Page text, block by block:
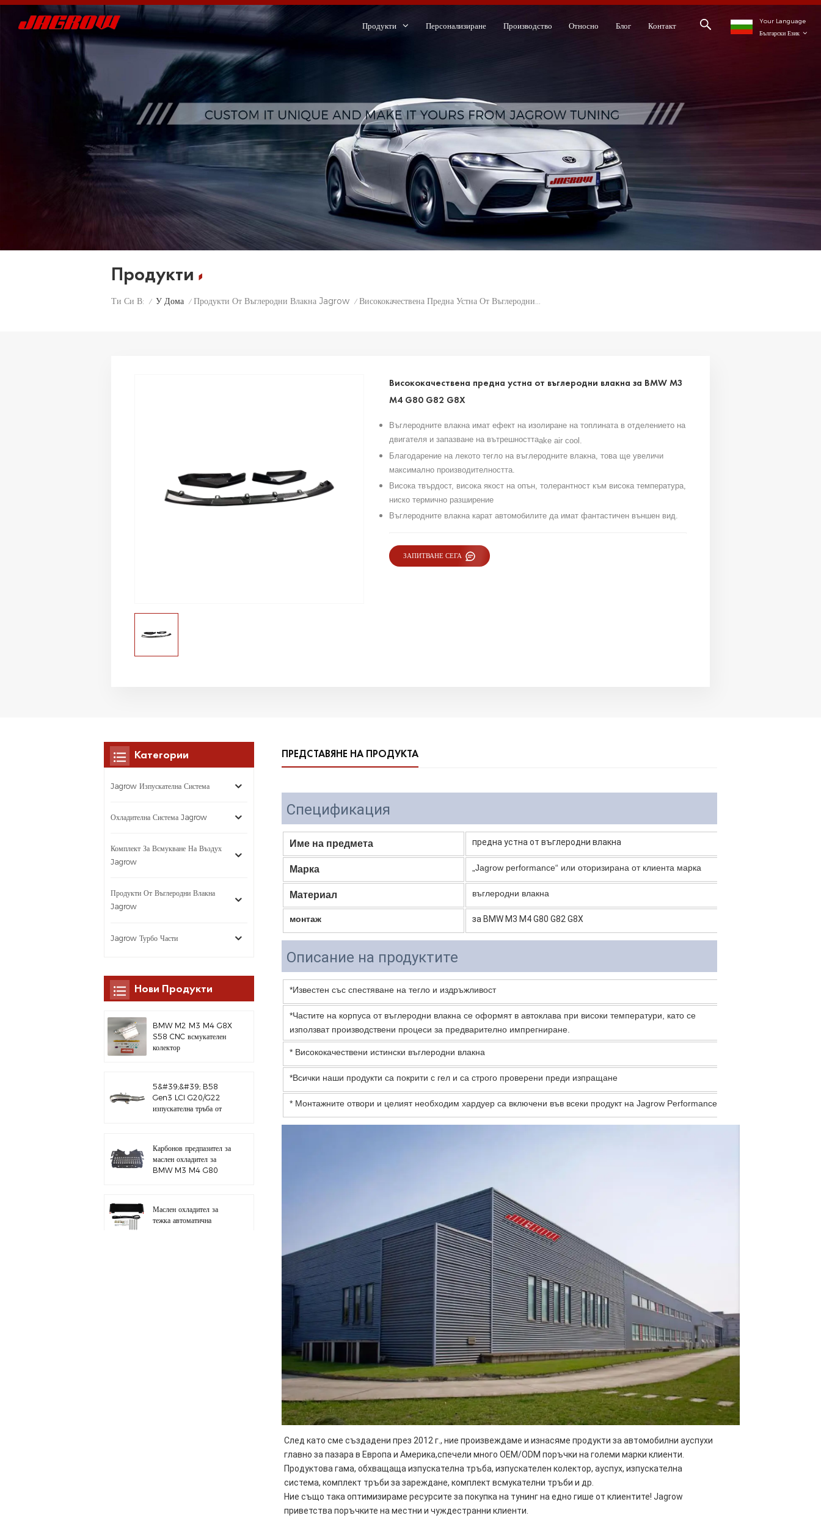
Your Language
Български Език
Продукти Персонализиране Производство Относно Блог Контакт
Продукти
Ти Си В: / У Дома / Продукти От Въглеродни Влакна Jagrow / Висококачествена Предна Устна От Въглеродни Влакна За BMW M3 M4 G80 G82 G8X
Висококачествена предна устна от въглеродни влакна за BMW M3
M4 G80 G82 G8X
Въглеродните влакна имат ефект на изолиране на топлината в отделението на
двигателя и запазване на вътрешносттаake air cool.
Благодарение на лекото тегло на въглеродните влакна, това ще увеличи
максимално производителността.
Висока твърдост, висока якост на опън, толерантност към висока температура,
ниско термично разширение
Въглеродните влакна карат автомобилите да имат фантастичен външен вид.
ЗАПИТВАНЕ СЕГА
ПРЕДСТАВЯНЕ НА ПРОДУКТА
Спецификация
Име на предмета предна устна от въглеродни влакна
Марка „Jagrow performance“ или оторизирана от клиента марка
Материал въглеродни влакна
монтаж за BMW M3 M4 G80 G82 G8X
Описание на продуктите
*Известен със спестяване на тегло и издръжливост
*Частите на корпуса от въглеродни влакна се оформят в автоклава при високи температури, като се
използват производствени процеси за предварително импрегниране.
* Висококачествени истински въглеродни влакна
*Всички наши продукти са покрити с гел и са строго проверени преди изпращане
* Монтажните отвори и целият необходим хардуер са включени във всеки продукт на Jagrow Performance
След като сме създадени през 2012 г., ние произвеждаме и изнасяме продукти за автомобилни ауспухи
главно за пазара в Европа и Америка,спечели много OEM/ODM поръчки на големи марки клиенти.
Продуктова гама, обхващаща изпускателна тръба, изпускателен колектор, ауспух, изпускателна
система, комплект тръби за зареждане, комплект всмукателни тръби и др.
Ние също така оптимизираме ресурсите за покупка на тунинг на едно гише от клиентите! Jagrow
приветства поръчките на местни и чуждестранни клиенти.
Категории
Jagrow Изпускателна Система
Охладителна Система Jagrow
Комплект За Всмукване На Въздух
Jagrow
Продукти От Въглеродни Влакна
Jagrow
Jagrow Турбо Части
Нови Продукти
BMW M2 M3 M4 G8X
S58 CNC всмукателен
колектор
5&#39;&#39; B58
Gen3 LCI G20/G22
изпускателна тръба от
Карбонов предпазител за
маслен охладител за
BMW M3 M4 G80
Маслен охладител за
тежка автоматична